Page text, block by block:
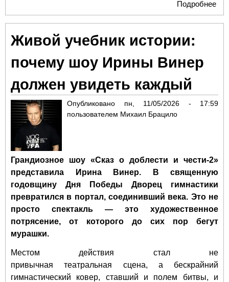
Подробнее
Живой учебник истории:
почему шоу Ирины Винер
должен увидеть каждый
Опубликовано пн, 11/05/2026 - 17:59
пользователем Михаил Брацило
Грандиозное шоу «Сказ о доблести и чести-2»
представила Ирина Винер. В священную
годовщину Дня Победы Дворец гимнастики
превратился в портал, соединивший века. Это не
просто спектакль — это художественное
потрясение, от которого до сих пор бегут
мурашки.
Местом действия стал не
привычная театральная сцена, а бескрайний
гимнастический ковер, ставший и полем битвы, и